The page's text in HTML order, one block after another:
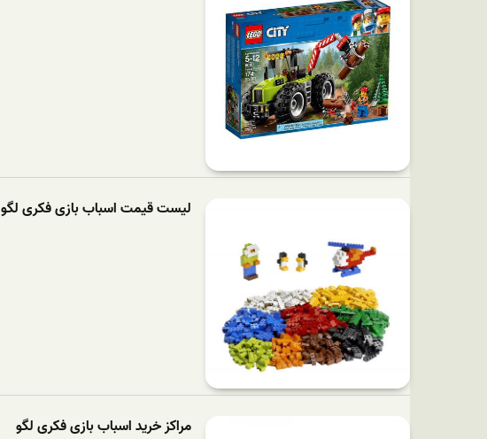
لیست قیمت اسباب بازی فکری لگو
مراکز خرید اسباب بازی فکری لگو